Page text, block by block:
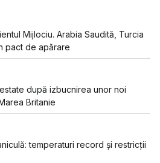
Mijlociu. Arabia Saudită, Turcia
pact de apărare
după izbucnirea unor noi
Britanie
temperaturi record și restricții